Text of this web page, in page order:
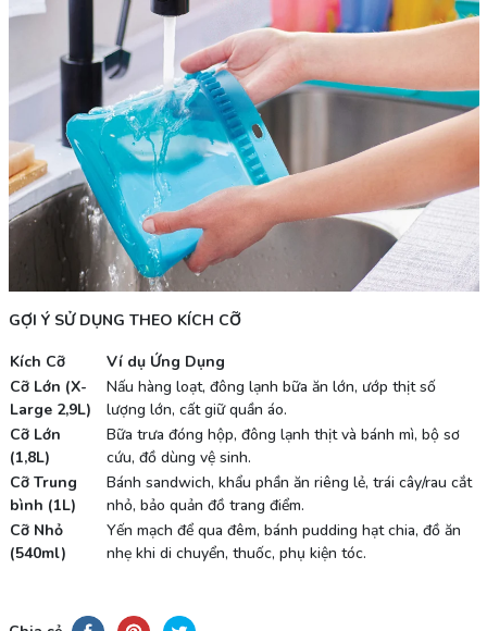
GỢI Ý SỬ DỤNG THEO KÍCH CỠ
Kích Cỡ
Ví dụ Ứng Dụng
Cỡ Lớn (X-
Large 2,9L)
Nấu hàng loạt, đông lạnh bữa ăn lớn, ướp thịt số
lượng lớn, cất giữ quần áo.
Cỡ Lớn
(1,8L)
Bữa trưa đóng hộp, đông lạnh thịt và bánh mì, bộ sơ
cứu, đồ dùng vệ sinh.
Cỡ Trung
bình (1L)
Bánh sandwich, khẩu phần ăn riêng lẻ, trái cây/rau cắt
nhỏ, bảo quản đồ trang điểm.
Cỡ Nhỏ
(540ml)
Yến mạch để qua đêm, bánh pudding hạt chia, đồ ăn
nhẹ khi di chuyển, thuốc, phụ kiện tóc.